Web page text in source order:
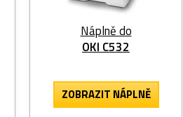
Náplně do
OKI C532
ZOBRAZITNÁPLNĚ